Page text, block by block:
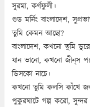
সুরমা, কর্ণফুলী।
গুড মর্নিং বাংলাদেশ,
তুমি কেমন আছো?
বাংলাদেশ, কখনো তুমি
ধান ভানো, কখনো জীন্‌স
ডিসকো নাচে।
কখনো তুমি কলসি কাঁখে
পুকুরঘাটে গল্প করো,